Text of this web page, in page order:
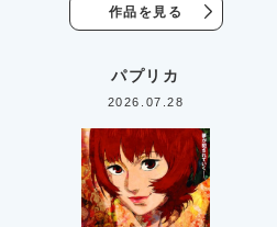
作品を見る
パプリカ
2026.07.28